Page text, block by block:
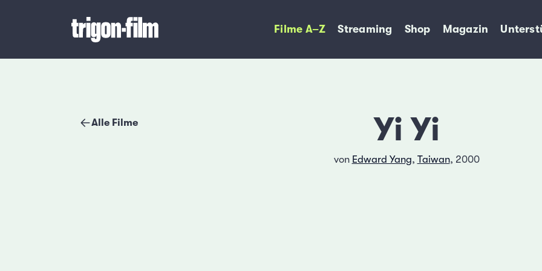
Filme A–Z Streaming Shop Magazin
Alle Filme Yi Yi
von Edward Yang, Taiwan, 2000